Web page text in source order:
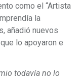
como el “Artista
la
añadió nuevos
lo apoyaron e
todavía no lo